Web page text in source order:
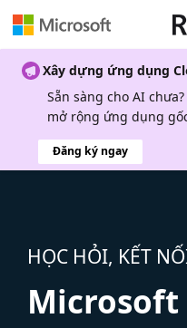
Xây dựng ứng dụng
Sẵn sàng cho AI
mở rộng ứng dụng
Đăng ký ngay
HỌC HỎI, KẾT
Microsoft